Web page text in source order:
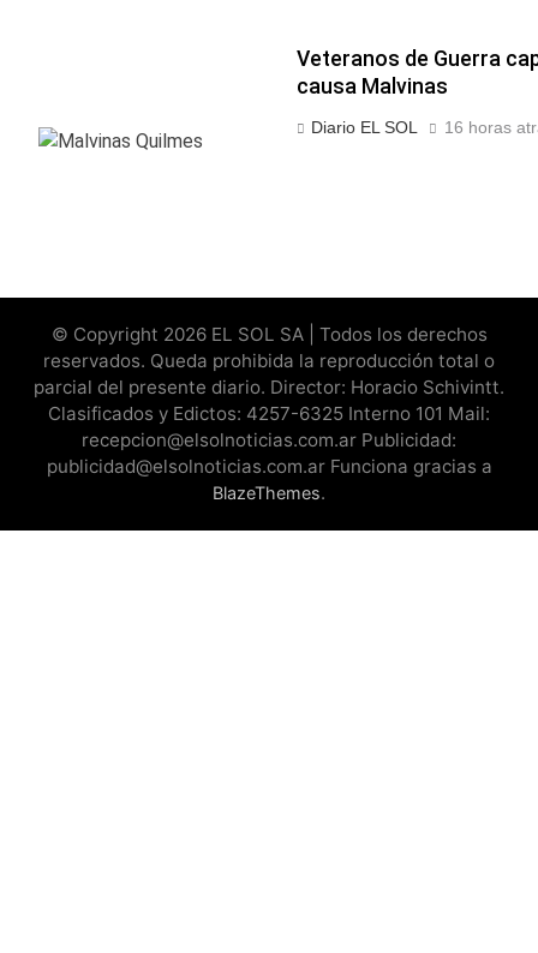
Veteranos de Guerra
causa Malvinas
Diario EL SOL 16 horas
© Copyright 2026 EL SOL SA | Todos los derechos
reservados. Queda prohibida la reproducción total o
parcial del presente diario. Director: Horacio Schivintt.
Clasificados y Edictos: 4257-6325 Interno 101 Mail:
recepcion@elsolnoticias.com.ar Publicidad:
publicidad@elsolnoticias.com.ar Funciona gracias a
BlazeThemes.